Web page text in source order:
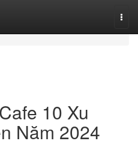
10 Xu
Năm 2024